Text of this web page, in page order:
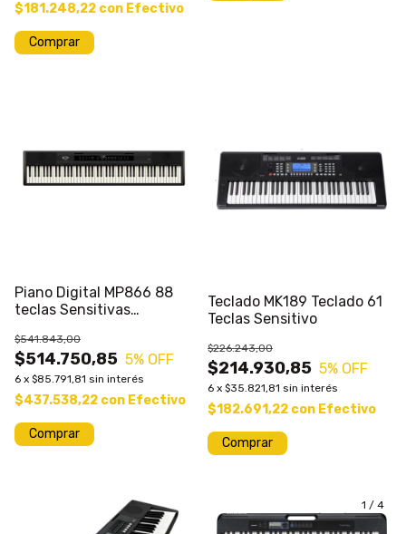
$181.248,22 con Efectivo
Piano Digital MP866 88
teclas Sensitivas
$514.750,85
$541.843,00
5% OFF
6 x $85.791,81 sin interés
$437.538,22 con Efectivo
Teclado MK189 Teclado 61
Teclas Sensitivo
$214.930,85
$226.243,00
5% OFF
6 x $35.821,81 sin interés
$182.691,22 con Efectivo
Comprar
1 / 4